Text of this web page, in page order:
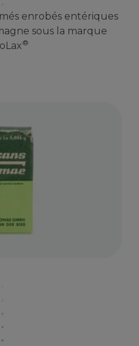
enrobés entériques
sous la marque
®​